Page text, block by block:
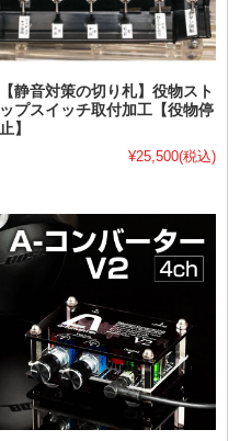
【静音対策の切り札】役物スト
ップスイッチ取付加工【役物停
止】
¥25,500(税込)